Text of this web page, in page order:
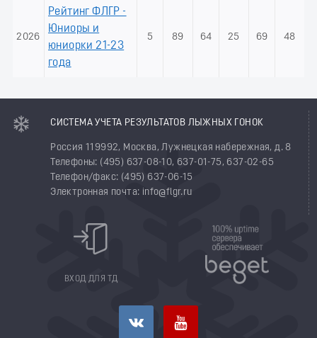
2026
Рейтинг ФЛГР -
Юниоры и
юниорки 21-23
года
5 89 64 25 69 48
СИСТЕМА УЧЕТА РЕЗУЛЬТАТОВ ЛЫЖНЫХ ГОНОК
Россия 119992, Москва, Лужнецкая набережная, д. 8
Телефоны: (495) 637-08-10, 637-01-75, 637-02-65
Телефон/факс: (495) 637-06-15
Электронная почта: info@flgr.ru
ВХОД ДЛЯ ТД